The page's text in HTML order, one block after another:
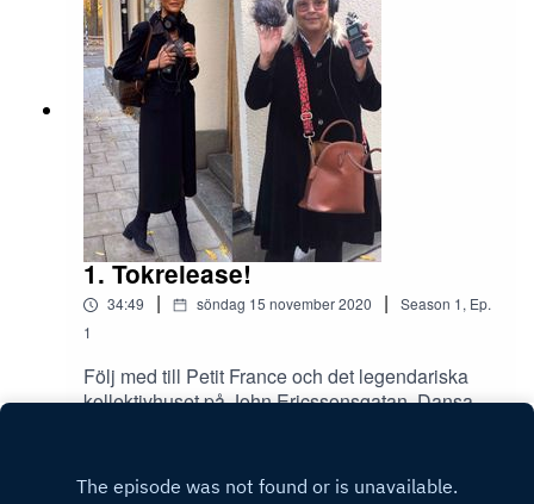
1. Tokrelease!
34:49 | söndag 15 november 2020 | Season 1, Ep.
1
Följ med till Petit France och det legendariska
kollektivhuset på John Ericssonsgatan. Dansa